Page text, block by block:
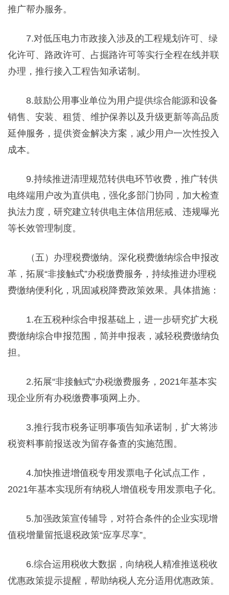
推广帮办服务。
7.对低压电力市政接入涉及的工程规划许可、绿
化许可、路政许可、占掘路许可等实行全程在线并联
办理，推行接入工程告知承诺制。
8.鼓励公用事业单位为用户提供综合能源和设备
销售、安装、租赁、维护保养以及升级更新等高品质
延伸服务，提供资金解决方案，减少用户一次性投入
成本。
9.持续推进清理规范转供电环节收费，推广转供
电终端用户改为直供电，强化多部门协同，加大检查
执法力度，研究建立转供电主体信用惩戒、违规曝光
等长效管理制度。
（五）办理税费缴纳。深化税费缴纳综合申报改
革，拓展“非接触式”办税缴费服务，持续推进办理税
费缴纳便利化，巩固减税降费政策效果。具体措施：
1.在五税种综合申报基础上，进一步研究扩大税
费缴纳综合申报范围，简并申报表，减轻税费缴纳负
担。
2.拓展“非接触式”办税缴费服务，2021年基本实
现企业所有办税缴费事项网上办。
3.推行我市税务证明事项告知承诺制，扩大将涉
税资料事前报送改为留存备查的实施范围。
4.加快推进增值税专用发票电子化试点工作，
2021年基本实现所有纳税人增值税专用发票电子化。
5.加强政策宣传辅导，对符合条件的企业实现增
值税增量留抵退税政策“应享尽享”。
6.综合运用税收大数据，向纳税人精准推送税收
优惠政策提示提醒，帮助纳税人充分适用优惠政策。